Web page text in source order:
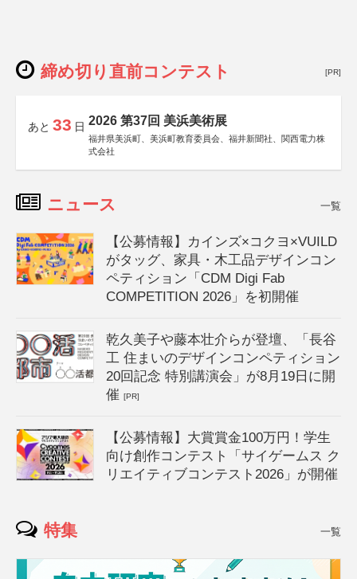
締め切り直前コンテスト [PR]
あと 33 日 2026 第37回 美浜美術展
福井県美浜町、美浜町教育委員会、福井新聞社、関西電力株
式会社
ニュース 一覧
【公募情報】カインズ×コクヨ×VUILD
がタッグ、家具・木工品デザインコン
ペティション「CDM Digi Fab
COMPETITION 2026」を初開催
乾久美子や藤本壮介らが登壇、「長谷
工 住まいのデザインコンペティション
20回記念 特別講演会」が8月19日に開
催[PR]
【公募情報】大賞賞金100万円！学生
向け創作コンテスト「サイゲームス ク
リエイティブコンテスト2026」が開催
特集 一覧